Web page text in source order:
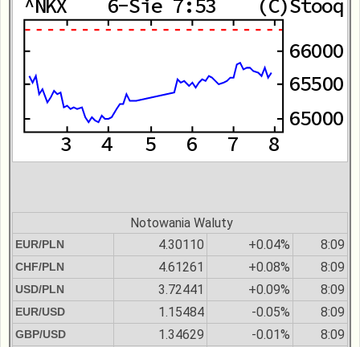
Notowania Waluty
EUR/PLN 4.30110 +0.04% 8:09
CHF/PLN 4.61261 +0.08% 8:09
USD/PLN 3.72441 +0.09% 8:09
EUR/USD 1.15484 -0.05% 8:09
GBP/USD 1.34629 -0.01% 8:09